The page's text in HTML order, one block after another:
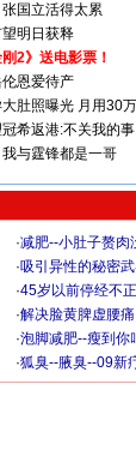
国立活得太累
明日获释
刚2》送电影票！
恩爱待产
肚照曝光 月用30
希返港:不关我的事
与霆锋都是一哥
·减肥--小肚子赘肉
·吸引异性的秘密
·45岁以前停经不
·解决脸黄脾虚腰
·泡脚减肥--瘦到你
·狐臭--腋臭--09新